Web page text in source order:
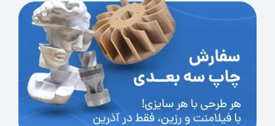
آن دچار پوسته‌شدن شود. همچنین به دلیل قرار
گرفتن در دسته محصولات حراجی، فاقد گارانتی است.
قیمت و خرید
اگر به دنبال خرید مخزن رزین Phrozen Sonic Mini
8K با کیفیت بالا، نصب آسان و دوام طولانی هستید،
این محصول گزینه‌ای ایده‌آل برای حفظ عملکرد بهینه
پرینتر سه‌بعدی رزینی شما خواهد بود.